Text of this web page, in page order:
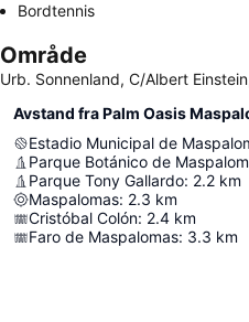
Bordtennis
Område
Urb. Sonnenland, C/Albert
Avstand fra Palm Oasis
Estadio Municipal de
Parque Botánico de
Parque Tony Gallardo: 2.2 km
Maspalomas: 2.3 km
Cristóbal Colón: 2.4 km
Faro de Maspalomas: 3.3 km